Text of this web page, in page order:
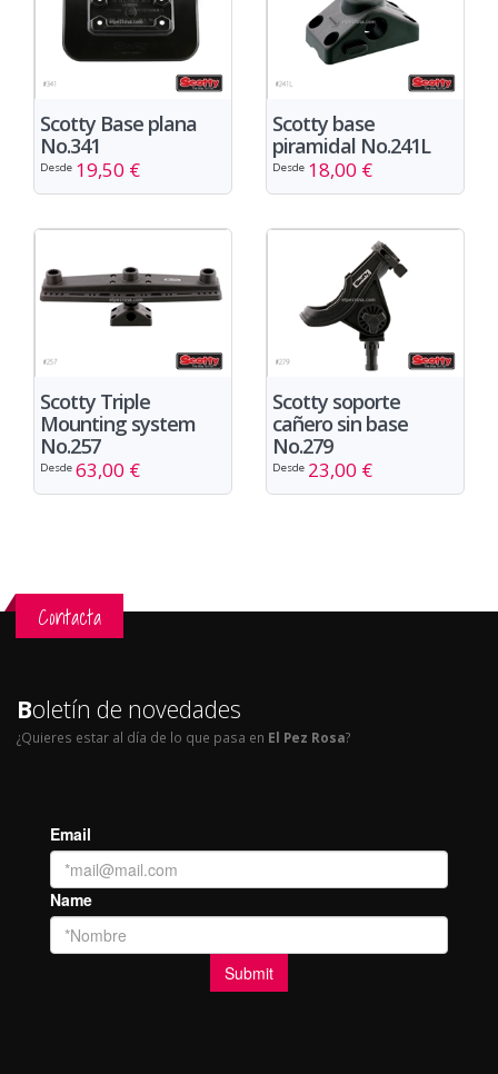
Scotty Base plana
No.341
Desde 19,50 €
Scotty base
piramidal No.241L
Desde 18,00 €
Scotty Triple
Mounting system
No.257
Desde 63,00 €
Scotty soporte
cañero sin base
No.279
Desde 23,00 €
Contacta
Boletín de novedades
¿Quieres estar al día de lo que pasa en El Pez Rosa?